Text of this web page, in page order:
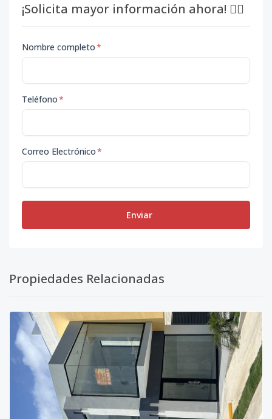
¡Solicita mayor información ahora! 👇🏽
Nombre completo*
Teléfono*
Correo Electrónico*
Enviar
Propiedades Relacionadas